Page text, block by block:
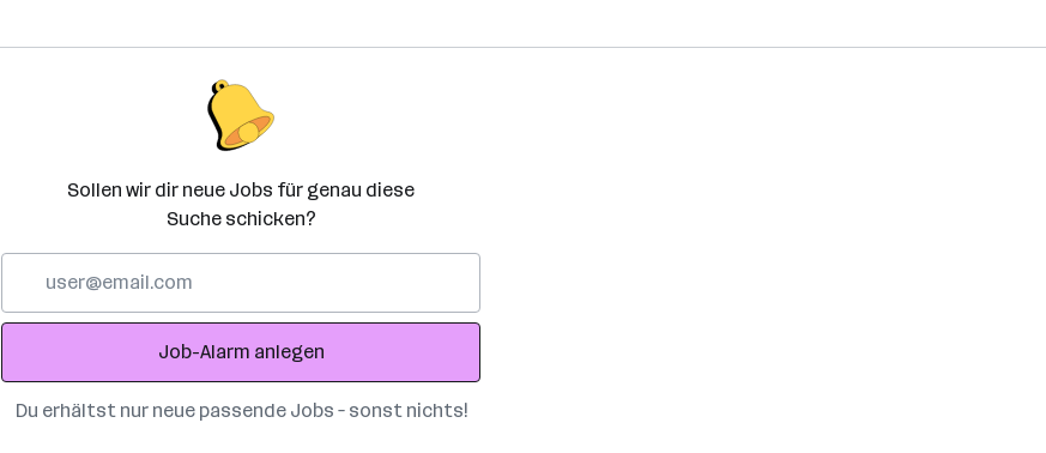
Sollen wir dir neue Jobs für genau diese
Suche schicken?
Adresse
Job-Alarm anlegen
Du erhältst nur neue passende Jobs – sonst nichts!